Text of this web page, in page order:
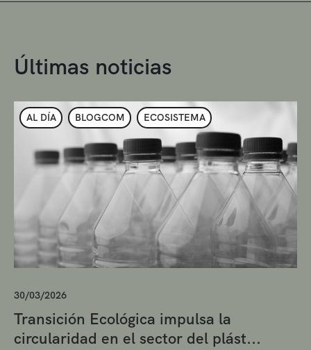
Últimas noticias
AL DÍA BLOGCOM ECOSISTEMA
30/03/2026
Transición Ecológica impulsa la
circularidad en el sector del plást...